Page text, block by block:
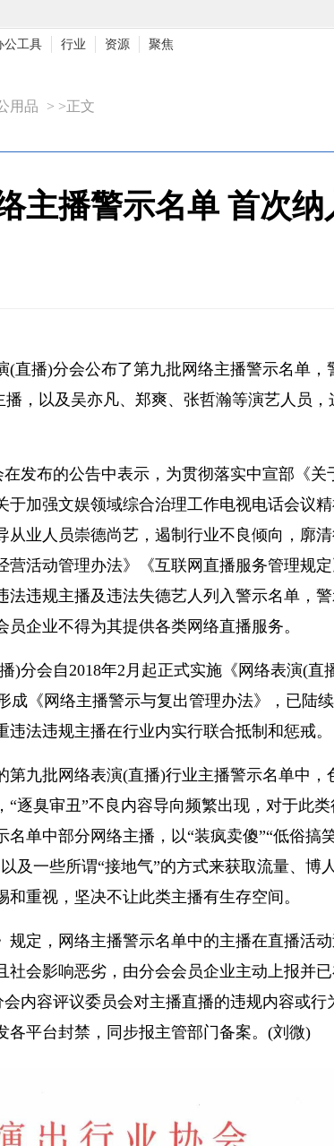
公工具 行业 资源 聚焦
用品 > >正文
主播警示名单 首次
(直播)分会公布了第九批网络主播警示名单，
播，以及吴亦凡、郑爽、张哲瀚等演艺人员
发布的公告中表示，为贯彻落实中宣部《关
加强文娱领域综合治理工作电视电话会议
业人员崇德尚艺，遏制行业不良倾向，廓
营活动管理办法》《互联网直播服务管理规
法违规主播及违法失德艺人列入警示名单，
员企业不得为其提供各类网络直播服务。
)分会自2018年2月起正式实施《网络表演(直
成《网络主播警示与复出管理办法》，已陆
违法违规主播在行业内实行联合抵制和惩戒。
九批网络表演(直播)行业主播警示名单中，
逐臭审丑”不良内容导向频繁出现，对于此类
单中部分网络主播，以“装疯卖傻”“低俗搞
及一些所谓“接地气”的方式来获取流量、博
重视，坚决不让此类主播有生存空间。
规定，网络主播警示名单中的主播在直播活
社会影响恶劣，由分会会员企业主动上报并
内容评议委员会对主播直播的违规内容或行
各平台封禁，同步报主管部门备案。(刘微)